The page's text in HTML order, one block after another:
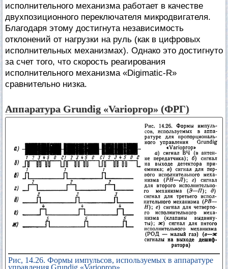
исполнительного механизма работает в качестве
двухпозиционного переключателя микродвигателя.
Благодаря этому достигнута независимость
отклонений от нагрузки на руль (как в цифровых
исполнительных механизмах). Однако это достигнуто
за счет того, что скорость реагирования
исполнительного механизма «Digimatic-R»
сравнительно низка.
Аппаратура Grundig «Varioprop» (ФРГ)
Рис, 14.26. Формы импульсов, используемых в аппаратуре
управления Grundig «Varioprop»